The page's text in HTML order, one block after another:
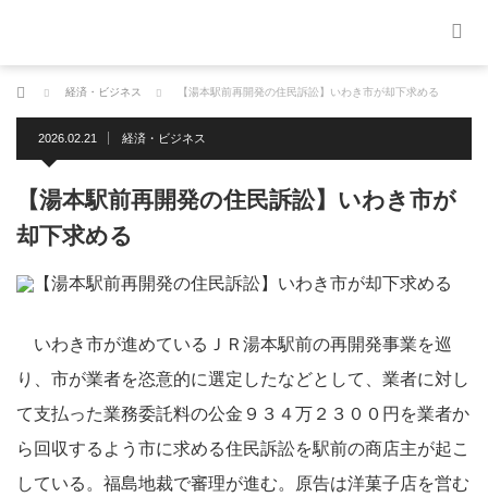
ホーム 経済・ビジネス 【湯本駅前再開発の住民訴訟】いわき市が却下求める
2026.02.21 経済・ビジネス
【湯本駅前再開発の住民訴訟】いわき市が
却下求める
いわき市が進めているＪＲ湯本駅前の再開発事業を巡
り、市が業者を恣意的に選定したなどとして、業者に対し
て支払った業務委託料の公金９３４万２３００円を業者か
ら回収するよう市に求める住民訴訟を駅前の商店主が起こ
している。福島地裁で審理が進む。原告は洋菓子店を営む